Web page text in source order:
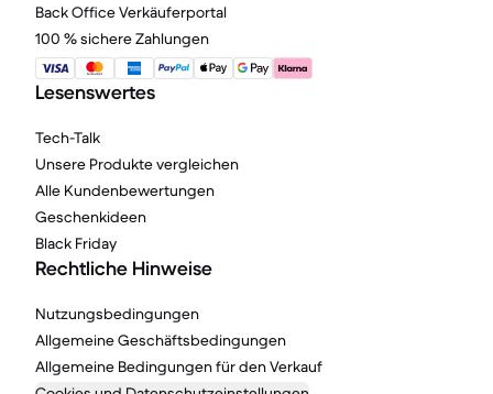
Back Office Verkäuferportal
100 % sichere Zahlungen
Lesenswertes
Tech-Talk
Unsere Produkte vergleichen
Alle Kundenbewertungen
Geschenkideen
Black Friday
Rechtliche Hinweise
Nutzungsbedingungen
Allgemeine Geschäftsbedingungen
Allgemeine Bedingungen für den Verkauf